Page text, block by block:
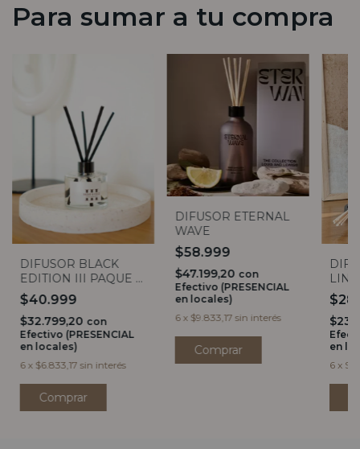
Para sumar a tu compra
DIFUSOR BLACK
EDITION III PAQUE &
COCÔ
$40.999
$32.799,20 con
Efectivo (PRESENCIAL
en locales)
6 x $6.833,17 sin interés
DIFUSOR ETERNAL
WAVE
$58.999
$47.199,20 con
Efectivo (PRESENCIAL
en locales)
6 x $9.833,17 sin interés
Comprar
en
6 x